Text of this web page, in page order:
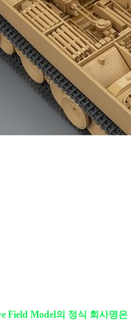
Field Model의 정식 회사명은